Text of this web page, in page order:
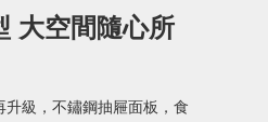
大空間隨心所
升級，不鏽鋼抽屜面板，食